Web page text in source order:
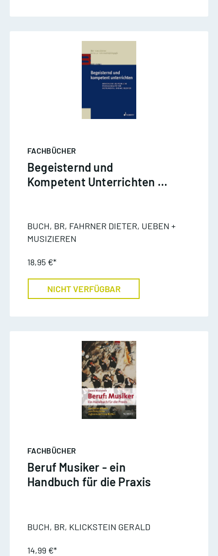
FACHBÜCHER
Begeisternd und
Kompetent Unterrichten -
BUCH, BR, FAHRNER DIETER, UEBEN +
MUSIZIEREN
18,95 €*
NICHT VERFÜGBAR
FACHBÜCHER
Beruf Musiker - ein
Handbuch für die Praxis
BUCH, BR, KLICKSTEIN GERALD
14,99 €*